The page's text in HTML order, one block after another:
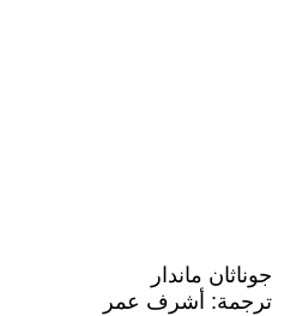
جوناثان ماندار
ترجمة: أشرف عمر